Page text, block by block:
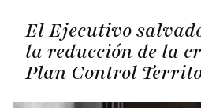
El Ejecutivo
la reducción de la
Plan Control